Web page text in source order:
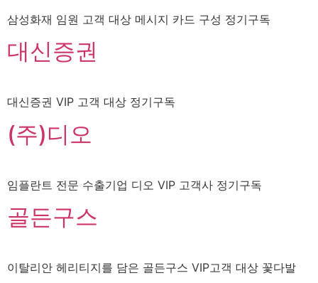
삼성화재 임원 고객 대상 메시지 카드 구성 정기구독
대신증권
대신증권 VIP 고객 대상 정기구독
(주)디오
임플란트 전문 수출기업 디오 VIP 고객사 정기구독
골든구스
이탈리안 헤리티지를 담은 골든구스 VIP고객 대상 꽃다발